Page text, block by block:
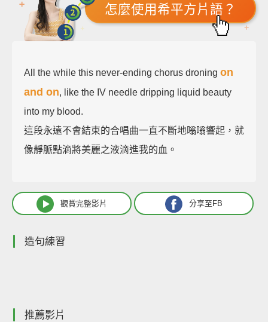
怎麼使用希平方片語？
All the while this never-ending chorus droning on
and on, like the IV needle dripping liquid beauty
into my blood.
這段永遠不會結束的合唱曲一直不斷地嗡嗡響起，就
像靜脈點滴將美麗之液滴進我的血。
觀賞完整影片 分享至FB
造句練習
推薦影片